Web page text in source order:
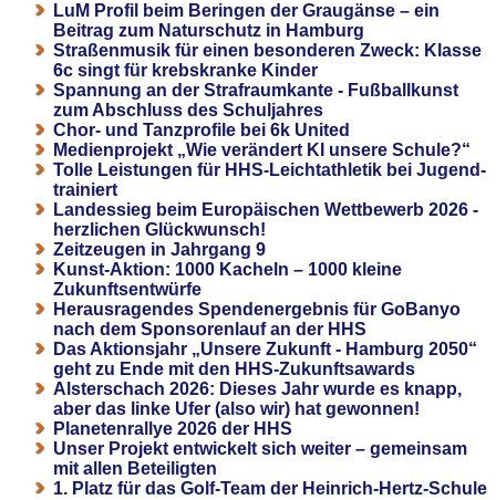
LuM Profil beim Beringen der Graugänse – ein
Beitrag zum Naturschutz in Hamburg
Straßenmusik für einen besonderen Zweck: Klasse
6c singt für krebskranke Kinder
Spannung an der Strafraumkante - Fußballkunst
zum Abschluss des Schuljahres
Chor- und Tanzprofile bei 6k United
Medienprojekt „Wie verändert KI unsere Schule?“
Tolle Leistungen für HHS-Leichtathletik bei Jugend-
trainiert
Landessieg beim Europäischen Wettbewerb 2026 -
herzlichen Glückwunsch!
Zeitzeugen in Jahrgang 9
Kunst-Aktion: 1000 Kacheln – 1000 kleine
Zukunftsentwürfe
Herausragendes Spendenergebnis für GoBanyo
nach dem Sponsorenlauf an der HHS
Das Aktionsjahr „Unsere Zukunft - Hamburg 2050“
geht zu Ende mit den HHS-Zukunftsawards
Alsterschach 2026: Dieses Jahr wurde es knapp,
aber das linke Ufer (also wir) hat gewonnen!
Planetenrallye 2026 der HHS
Unser Projekt entwickelt sich weiter – gemeinsam
mit allen Beteiligten
1. Platz für das Golf-Team der Heinrich-Hertz-Schule